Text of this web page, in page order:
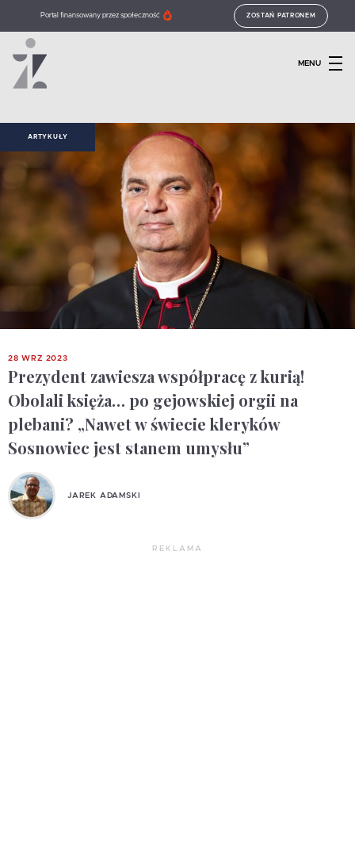
Portal finansowany przez społeczność ZOSTAŃ PATRONEM
MENU
ARTYKUŁY
28 WRZ 2023
Prezydent zawiesza współpracę z kurią!
Obolali księża… po gejowskiej orgii na
plebani? „Nawet w świecie kleryków
Sosnowiec jest stanem umysłu”
JAREK ADAMSKI
REKLAMA